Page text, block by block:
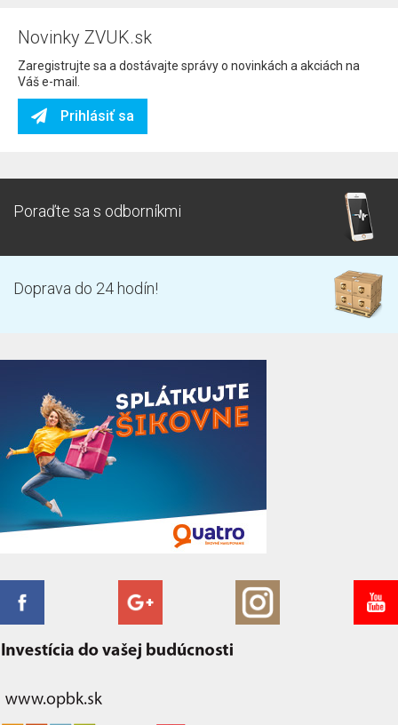
Novinky ZVUK.sk
Zaregistrujte sa a dostávajte správy o novinkách a akciách na
Váš e-mail.
Prihlásiť sa
Poraďte sa s odborníkmi
Doprava do 24 hodín!